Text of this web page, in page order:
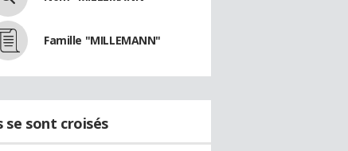
Famille "MILLEMANN"
se sont croisés